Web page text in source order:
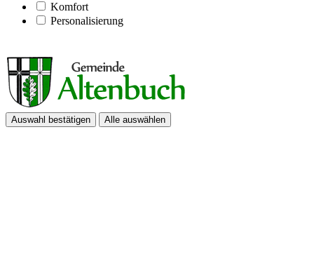
Komfort
Personalisierung
Auswahl bestätigen Alle auswählen